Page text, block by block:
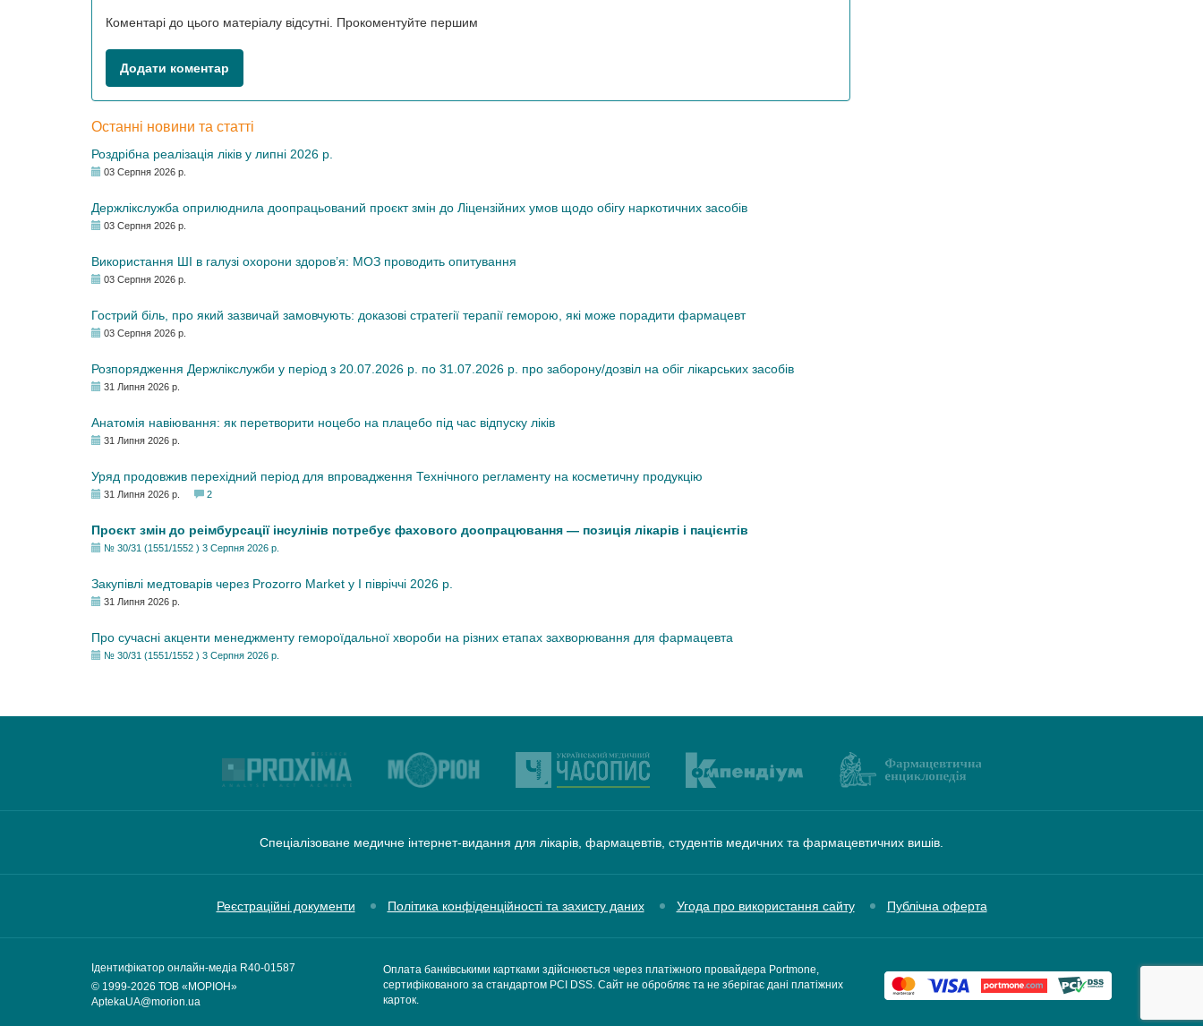
Коментарі до цього матеріалу відсутні. Прокоментуйте першим
Додати коментар
Останні новини та статті
Роздрібна реалізація ліків у липні 2026 р.
03 Серпня 2026 р.
Держлікслужба оприлюднила доопрацьований проєкт змін до Ліцензійних умов щодо обігу наркотичних засобів
03 Серпня 2026 р.
Використання ШІ в галузі охорони здоров’я: МОЗ проводить опитування
03 Серпня 2026 р.
Гострий біль, про який зазвичай замовчують: доказові стратегії терапії геморою, які може порадити фармацевт
03 Серпня 2026 р.
Розпорядження Держлікслужби у період з 20.07.2026 р. по 31.07.2026 р. про заборону/дозвіл на обіг лікарських засобів
31 Липня 2026 р.
Анатомія навіювання: як перетворити ноцебо на плацебо під час відпуску ліків
31 Липня 2026 р.
Уряд продовжив перехідний період для впровадження Технічного регламенту на косметичну продукцію
31 Липня 2026 р. 2
Проєкт змін до реімбурсації інсулінів потребує фахового доопрацювання — позиція лікарів і пацієнтів
№ 30/31 (1551/1552 ) 3 Серпня 2026 р.
Закупівлі медтоварів через Prozorro Market у I півріччі 2026 р.
31 Липня 2026 р.
Про сучасні акценти менеджменту гемороїдальної хвороби на різних етапах захворювання для фармацевта
№ 30/31 (1551/1552 ) 3 Серпня 2026 р.
Спеціалізоване медичне інтернет-видання для лікарів, фармацевтів, студентів медичних та фармацевтичних вишів.
Реєстраційні документи Політика конфіденційності та захисту даних Угода про використання сайту Публічна оферта
Ідентифікатор онлайн-медіа R40-01587
© 1999-2026 ТОВ «МОРІОН»
AptekaUA@morion.ua
Оплата банківськими картками здійснюється через платіжного провайдера Portmone,
сертифікованого за стандартом PCI DSS. Сайт не обробляє та не зберігає дані платіжних
карток.